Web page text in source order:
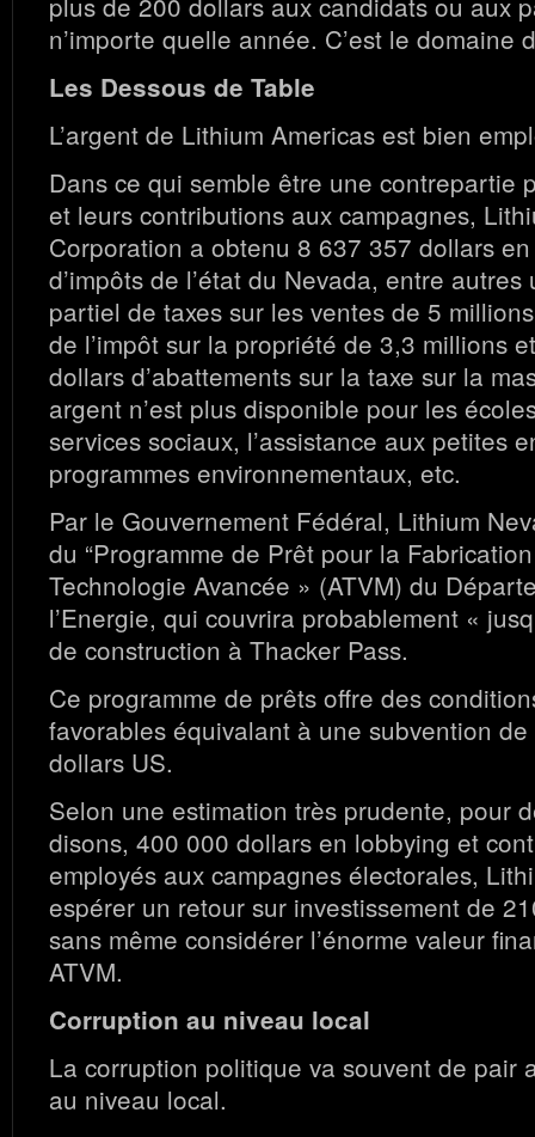
n’importe quelle année. C’est le domaine
Les Dessous de Table
L’argent de Lithium Americas est bien
Dans ce qui semble être une contrepartie
et leurs contributions aux campagnes,
Corporation a obtenu 8 637 357 dollars
d’impôts de l’état du Nevada, entre
partiel de taxes sur les ventes de 5
de l’impôt sur la propriété de 3,3 millions
dollars d’abattements sur la taxe sur la
argent n’est plus disponible pour les
services sociaux, l’assistance aux petites
programmes environnementaux, etc.
Par le Gouvernement Fédéral, Lithium
du “Programme de Prêt pour la
Technologie Avancée » (ATVM) du
l’Energie, qui couvrira probablement «
de construction à Thacker Pass.
Ce programme de prêts offre des
favorables équivalant à une subvention
dollars US.
Selon une estimation très prudente, pour
disons, 400 000 dollars en lobbying et
employés aux campagnes électorales,
espérer un retour sur investissement de
sans même considérer l’énorme valeur
ATVM.
Corruption au niveau local
La corruption politique va souvent de pair
au niveau local.